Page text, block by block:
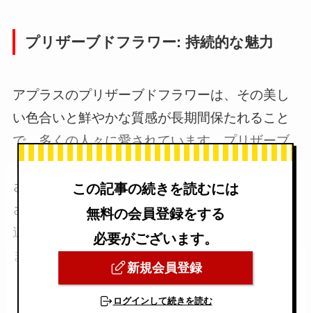
プリザーブドフラワー: 持続的な魅力
アプラスのプリザーブドフラワーは、その美し
い色合いと鮮やかな質感が長期間保たれること
で、多くの人々に愛されています。プリザーブ
ドフラワーは、特殊な技術を用いて生花の美し
さを長期間保つことができ、その手入れの簡単
さもお客様に喜ばれています。これらは葬儀関
連企業向けのメモリアル商品としても適してい
ます。
この記事の続きを読むには
無料の会員登録をする
必要がございます。
新規会員登録
ログインして続きを読む